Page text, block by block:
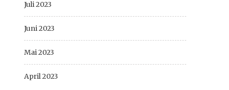
Juli 2023
Juni 2023
Mai 2023
April 2023